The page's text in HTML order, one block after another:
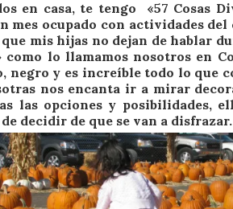
en casa, te tengo «57 Cosas
mes ocupado con actividades
mis hijas no dejan de hablar
lo llamamos nosotros en
negro y es increíble todo lo que
nos encanta ir a mirar
las opciones y posibilidades,
decidir de que se van a disfrazar.